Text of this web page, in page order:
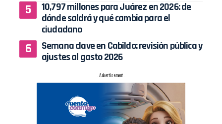
10,797 millones para Juárez en 2026: de
dónde saldrá y qué cambia para el
ciudadano
Semana clave en Cabildo: revisión pública y
ajustes al gasto 2026
- Advertisement -